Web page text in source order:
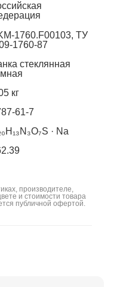
1760.F00103, ТУ
1760-87
стеклянная
кг
61-7
· Na
производителе,
и стоимости товара
публичной офертой.